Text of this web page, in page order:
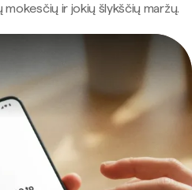
mokesčių ir jokių šlykščių maržų.